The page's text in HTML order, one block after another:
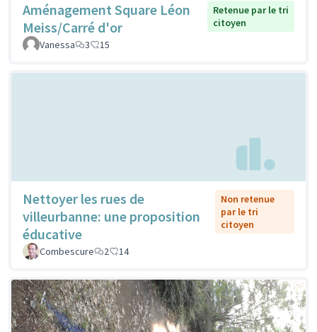
Aménagement Square Léon
Meiss/Carré d'or
Retenue par le tri
citoyen
Vanessa
3 15
Nettoyer les rues de
villeurbanne: une proposition
éducative
Non retenue
par le tri
citoyen
Combescure 2 14